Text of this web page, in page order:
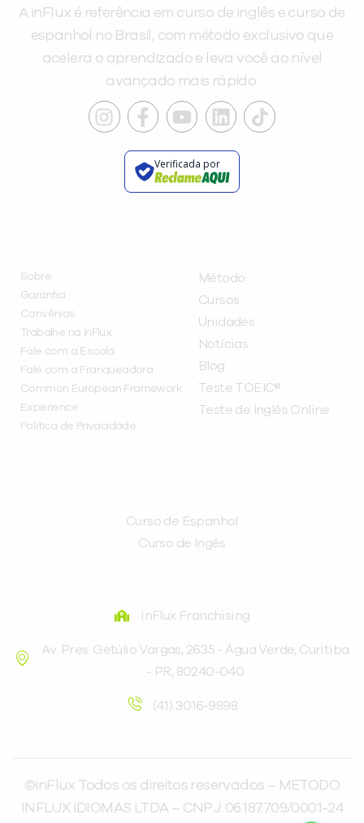
A inFlux é referência em curso de inglês e curso de
espanhol no Brasil, com método exclusivo que
acelera o aprendizado e leva você ao nível
avançado mais rápido.
Verificada por
Sobre
Garantia
Convênios
Trabalhe na inFlux
Fale com a Escola
Fale com a Franqueadora
Common European Framework
Experience
Política de Privacidade
Método
Cursos
Unidades
Notícias
Blog
Teste TOEIC®
Teste de Inglês Online
Curso de Espanhol
Curso de Ingês
inFlux Franchising
Av. Pres. Getúlio Vargas, 2635 - Água Verde, Curitiba
- PR, 80240-040
(41) 3016-9898
©inFlux Todos os direitos reservados – METODO
INFLUX IDIOMAS LTDA – CNPJ: 06.187.709/0001-24